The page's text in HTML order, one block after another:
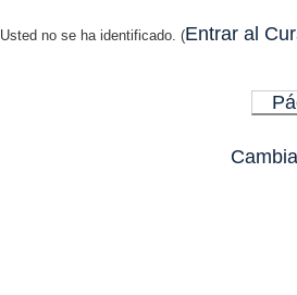
Usted no se ha identificado. (Entrar al